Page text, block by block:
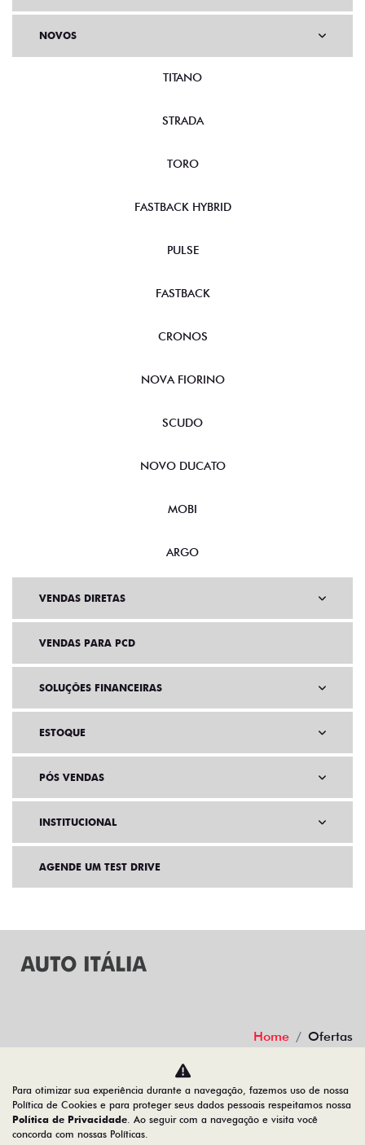
NOVOS
TITANO
STRADA
TORO
FASTBACK HYBRID
PULSE
FASTBACK
CRONOS
NOVA FIORINO
SCUDO
NOVO DUCATO
MOBI
ARGO
VENDAS DIRETAS
VENDAS PARA PCD
SOLUÇÕES FINANCEIRAS
ESTOQUE
PÓS VENDAS
INSTITUCIONAL
AGENDE UM TEST DRIVE
Home Ofertas
Desacelere. Seu bem maior é a vida.
Para otimizar sua experiência durante a navegação, fazemos uso de nossa
Política de Cookies e para proteger seus dados pessoais respeitamos nossa
Política de Privacidade. Ao seguir com a navegação e visita você
concorda com nossas Políticas.